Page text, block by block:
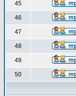
45
46
47
48
49
50